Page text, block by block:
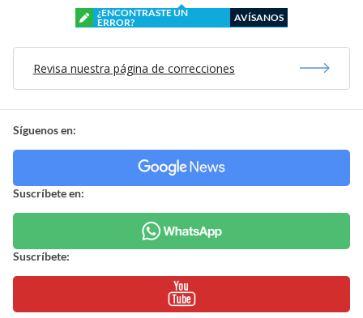
¿ENCONTRASTE UN
ERROR?
AVÍSANOS
Revisa nuestra página de correcciones
Síguenos en:
Suscríbete en:
Suscríbete: